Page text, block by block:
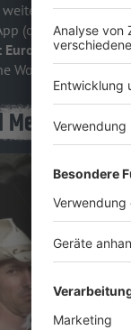
Jahr mit
(oder holt euch
größten
Woche lang die
Metalmusik